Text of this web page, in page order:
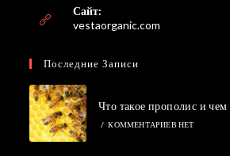
Сайт:
vestaorganic.com
Последние Записи
Что такое прополис и чем
/ КОММЕНТАРИЕВ НЕТ